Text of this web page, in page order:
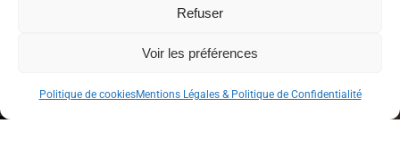
Refuser
Voir les préférences
Politique de cookiesMentions Légales & Politique de Confidentialité
Mentions légales